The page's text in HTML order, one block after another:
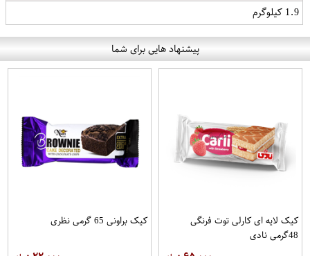
1.9 کیلوگرم
پیشنهاد هایی برای شما
کیک لایه ای کارلی توت فرنگی
48گرمی نادی
کیک براونی 65 گرمی نظری